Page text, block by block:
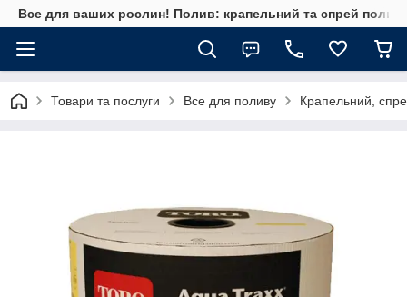
Все для ваших рослин! Полив: крапельний та спрей полив,
Товари та послуги Все для поливу Крапельний,